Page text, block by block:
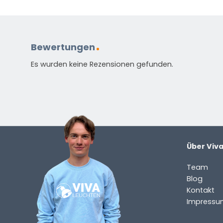
(erforderlich)
Standardmäßig enthalten
Anleitung in verschiedenen Sprachen
Energieetikett
Bewertungen
Es wurden keine Rezensionen gefunden.
Über
Team
Blog
Kontakt